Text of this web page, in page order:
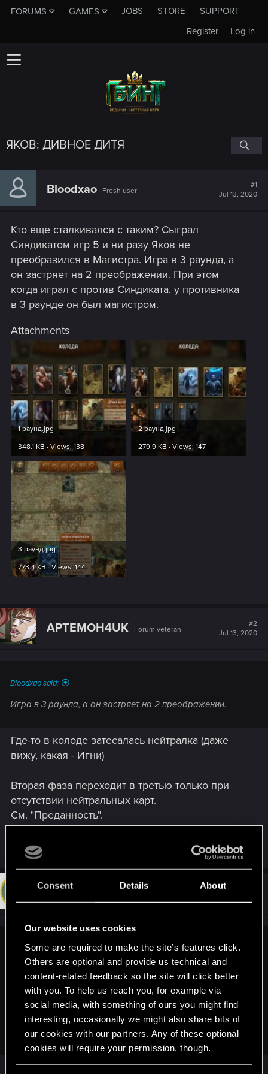
Consent Details About
Our website uses cookies
Some are required to make the site’s features click.
Others are optional and provide us technical and
content-related feedback so the site will click better
with you. To help us reach you, for example via
social media, with something of ours you might find
interesting, occasionally we might also share bits of
our cookies with our partners. Any of these optional
cookies will require your permission, though.
FORUMS GAMES JOBS STORE
SUPPORT
Log in
Register
ЯКОВ: ДИВНОЕ ДИТЯ
Bloodxao Fresh user
#1
Jul 13, 2020
Кто еще сталкивался с таким? Сыграл
Синдикатом игр 5 и ни разу Яков не
преобразился в Магистра. Игра в 3 раунда, а
он застряет на 2 преображении. При этом
когда играл с против Синдиката, у противника
в 3 раунде он был магистром.
Attachments
1 раунд.jpg
348.1 KB · Views: 138
2 раунд.jpg
279.9 KB · Views: 147
3 раунд.jpg
773.4 KB · Views: 144
APTEMOH4UK Forum veteran
#2
Jul 13, 2020
Bloodxao said:
Игра в 3 раунда, а он застряет на 2 преображении.
Где-то в колоде затесалась нейтралка (даже
вижу, какая - Игни)
Вторая фаза переходит в третью только при
отсутствии нейтральных карт.
См. "Преданность".
R
e
a
o
s
:
Q255
Q255
APTEMOH4UK said:
Где-то в колоде затесалась нейтралка (даже вижу, какая
- Игни)
Вторая фаза переходит в третью только при отсутствии
нейтральных карт.
См. "Преданность".
Так, по синдикату тема есть, по белкам была.